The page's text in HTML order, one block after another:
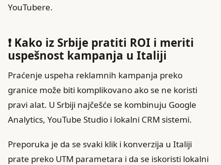
YouTubere.
❗ Kako iz Srbije pratiti ROI i meriti
uspešnost kampanja u Italiji
Praćenje uspeha reklamnih kampanja preko
granice može biti komplikovano ako se ne koristi
pravi alat. U Srbiji najčešće se kombinuju Google
Analytics, YouTube Studio i lokalni CRM sistemi.
Preporuka je da se svaki klik i konverzija u Italiji
prate preko UTM parametara i da se iskoristi lokalni